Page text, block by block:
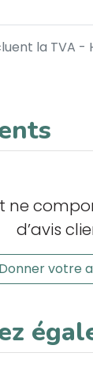
la TVA -
ne
d’avis
Donner votre